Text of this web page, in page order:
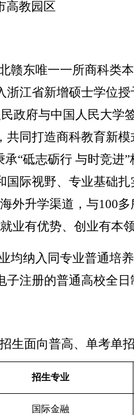
高教园区
赣东唯一一所商科类
江省新增硕士学位
政府与中国人民大
同打造商科教育新
“砥志砺行 与时竞
国际视野、专业基础
外升学渠道，与100
业有优势、创业有本
均纳入同专业普通培
注册的普通高校全日
生面向普高、单考单
招生专业
国际金融